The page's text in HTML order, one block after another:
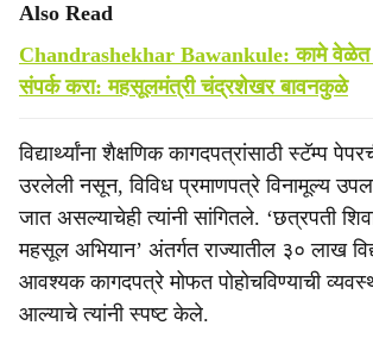
Also Read
Chandrashekhar Bawankule: कामे वेळेत
संपर्क करा: महसूलमंत्री चंद्रशेखर बावनकुळे
विद्यार्थ्यांना शैक्षणिक कागदपत्रांसाठी स्टॅम्प
उरलेली नसून, विविध प्रमाणपत्रे विनामूल्य
जात असल्याचेही त्यांनी सांगितले. ‘छत्रपती
महसूल अभियान’ अंतर्गत राज्यातील ३० लाख
आवश्यक कागदपत्रे मोफत पोहोचविण्याची
आल्याचे त्यांनी स्पष्ट केले.